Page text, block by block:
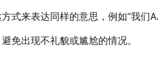
式来表达同样的意思，例如“我们
免出现不礼貌或尴尬的情况。